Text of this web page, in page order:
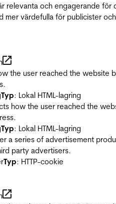
relevanta och engagerande för
mer värdefulla för publicister och
the user reached the website
Typ: Lokal HTML-lagring
how the user reached the
Typ: Lokal HTML-lagring
a series of advertisement
party advertisers.
Typ: HTTP-cookie